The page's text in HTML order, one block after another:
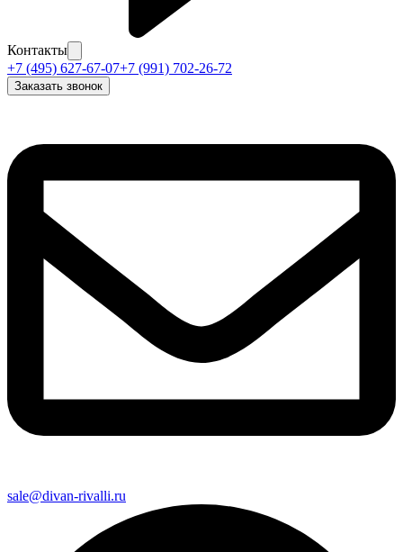
Контакты
+7 (495) 627-67-07+7 (991) 702-26-72
Заказать звонок
sale@divan-rivalli.ru